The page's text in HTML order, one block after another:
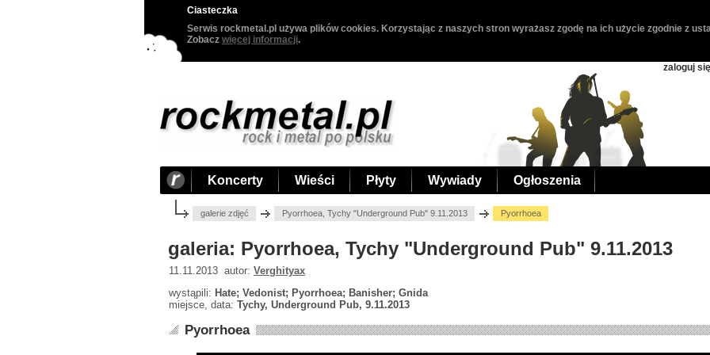
Ciasteczka
Serwis rockmetal.pl używa plików cookies. Korzystając z naszych stron wyrażasz zgodę na ich użycie zgodnie z
Zobacz więcej informacji.
zaloguj się
Koncerty Wieści Płyty Wywiady Ogłoszenia
galerie zdjęć Pyorrhoea, Tychy "Underground Pub" 9.11.2013 Pyorrhoea
galeria: Pyorrhoea, Tychy "Underground Pub" 9.11.2013
11.11.2013 autor: Verghityax
wystąpili: Hate; Vedonist; Pyorrhoea; Banisher; Gnida
miejsce, data: Tychy, Underground Pub, 9.11.2013
Pyorrhoea